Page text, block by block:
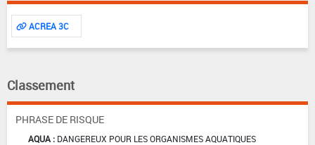
ACREA 3C
Classement
PHRASE DE RISQUE
AQUA : DANGEREUX POUR LES ORGANISMES AQUATIQUES